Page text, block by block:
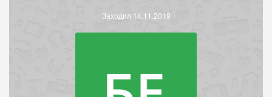
Заходил 14.11.2019